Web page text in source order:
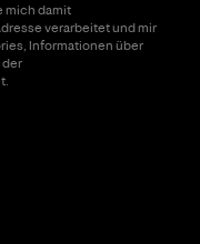
mich damit
verarbeitet und mir
Informationen über
der